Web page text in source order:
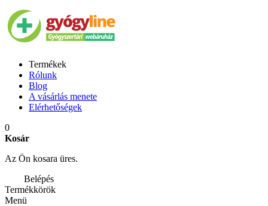
Termékek
Rólunk
Blog
A vásárlás menete
Elérhetőségek
0
Kosár
Az Ön kosara üres.
Belépés
Termékkörök
Menü